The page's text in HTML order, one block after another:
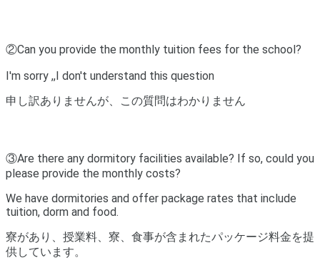
②Can you provide the monthly tuition fees for the school?
I'm sorry ,,I don't understand this question
申し訳ありませんが、この質問はわかりません
③Are there any dormitory facilities available? If so, could you
please provide the monthly costs?
We have dormitories and offer package rates that include
tuition, dorm and food.
寮があり、授業料、寮、食事が含まれたパッケージ料金を提
供しています。